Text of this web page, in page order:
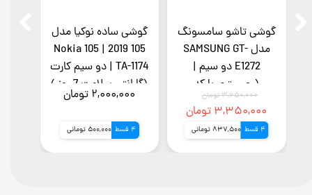
گوشی ساده نوکیا مدل
105 2019 | Nokia 105
TA-1174 | دو سیم کارت
(گارانتی سلامت 7 روز )
۲,۰۰۰,۰۰۰ تومان
4 قسط 500,000 تومانی
گوشی تاشو سامسونگ
مدل SAMSUNG GT-
E1272 دو سیم |
(رجیستری با کد
فعالسازی و قابلیت
انتقال مالکیت) (گارانتی
7 روز سلامت کالا تست
۳,۶۵۰,۰۰۰ تومان
۳,۳۵۰,۰۰۰ تومان
4 قسط 837,500 تومانی